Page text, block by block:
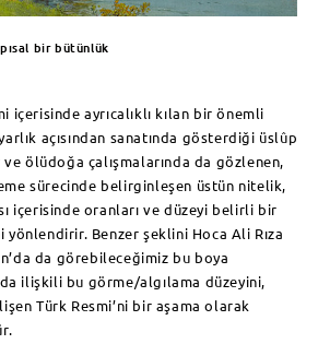
bir bütünlük
içerisinde ayrıcalıklı kılan bir önemli
açısından sanatında gösterdiği üslûp
ölüdoğa çalışmalarında da gözlenen,
sürecinde belirginleşen üstün nitelik,
içerisinde oranları ve düzeyi belirli bir
Benzer şeklini Hoca Ali Rıza
da görebileceğimiz bu boya
ilişkili bu görme/algılama düzeyini,
Türk Resmi’ni bir aşama olarak